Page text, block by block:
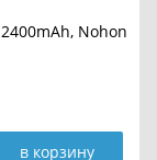
Nohon
в корзину